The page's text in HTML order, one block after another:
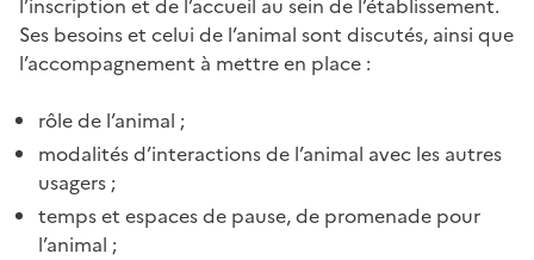
Ses besoins et celui de l’animal sont discutés, ainsi que
l’accompagnement à mettre en place :
rôle de l’animal ;
modalités d’interactions de l’animal avec les autres
usagers ;
temps et espaces de pause, de promenade pour
l’animal ;